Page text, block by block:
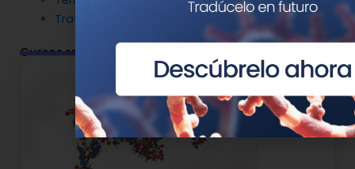
Tratamientos
Cursos relacionados